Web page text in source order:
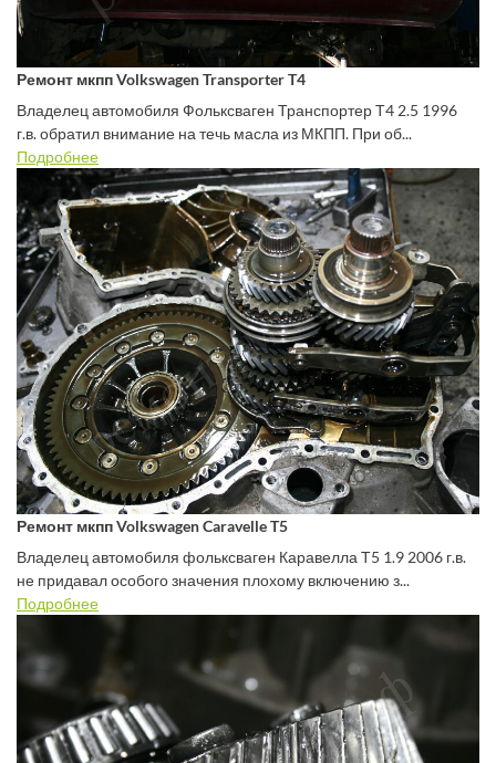
Ремонт мкпп Volkswagen Transporter T4
Владелец автомобиля Фольксваген Транспортер Т4 2.5 1996
г.в. обратил внимание на течь масла из МКПП. При об...
Подробнее
Ремонт мкпп Volkswagen Caravelle T5
Владелец автомобиля фольксваген Каравелла Т5 1.9 2006 г.в.
не придавал особого значения плохому включению з...
Подробнее